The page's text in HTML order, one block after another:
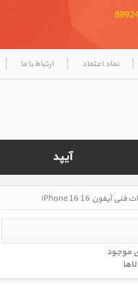
| نماد اعتماد | ارتباط با ما |
موجود